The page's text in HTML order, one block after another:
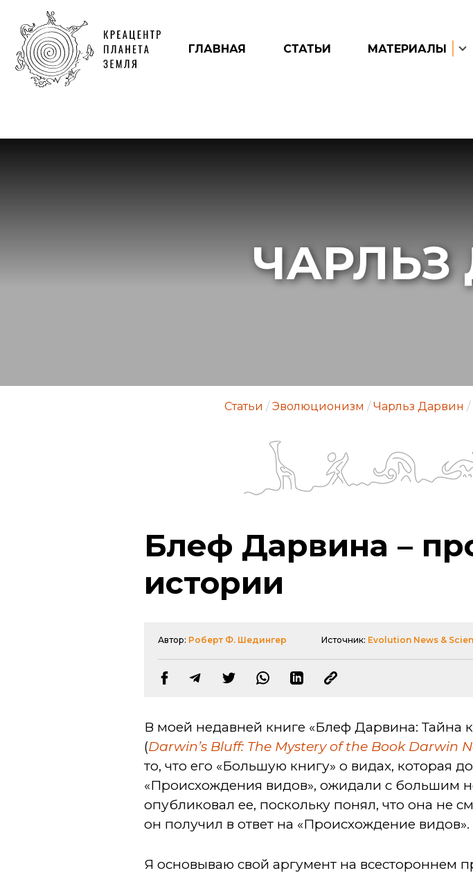
ГЛАВНАЯ СТАТЬИ МАТЕРИАЛЫ
ЧАРЛЬЗ
Статьи / Эволюционизм / Чарльз Дарвин /
Блеф Дарвина –
истории
Автор: Роберт Ф. Шедингер Источник: Evolution News &
В моей недавней книге «Блеф Дарвина: Тайна
(Darwin’s Bluff: The Mystery of the Book Darwin
то, что его «Большую книгу» о видах, которая
«Происхождения видов», ожидали с большим
опубликовал ее, поскольку понял, что она не
он получил в ответ на «Происхождение видов».
Я основываю свой аргумент на всестороннем